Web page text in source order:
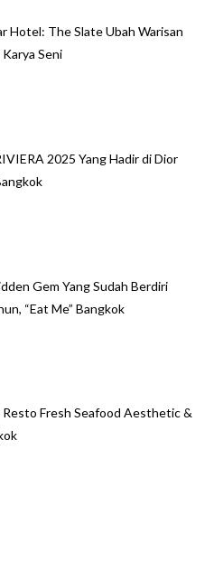
Hotel: The Slate Ubah Warisan
Karya Seni
2025 Yang Hadir di Dior
Gem Yang Sudah Berdiri
“Eat Me” Bangkok
Resto Fresh Seafood Aesthetic &